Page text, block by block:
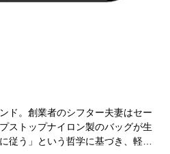
ド。創業者のシフター夫妻はセー
ストップナイロン製のバッグが生
従う」という哲学に基づき、軽さ